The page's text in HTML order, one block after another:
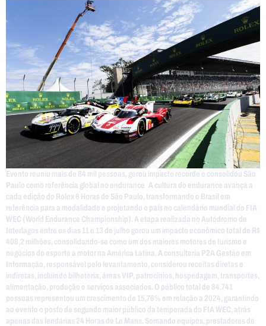
Evento reuniu mais de 84 mil pessoas, gerou impacto recorde e consolidou São
Paulo como referência global no endurance A cultura do endurance avança a
cada edição do Rolex 6 Horas de São Paulo, transformando o Brasil em
referência para a modalidade e projetando o país no calendário mundial do FIA
WEC (World Endurance Championship). A etapa realizada no Autódromo de
Interlagos entre os dias 11 e 13 de julho gerou um impacto econômico total de R$
408,2 milhões, consolidando-se como um dos maiores motores de turismo e
negócios do esporte a motor na América Latina. A consultoria P2A Gestão em
Informação, responsável pelo levantamento, considerou receitas diretas e
indiretas, incluindo bilheteria, áreas VIP, patrocínios, hospedagem, transportes,
alimentação, produção e serviços associados. O público total de 84.741
pessoas representou um crescimento de 15,76% em relação a 2024, garantindo
ao evento o posto de segundo maior público da temporada do FIA WEC, atrás
apenas das lendárias 24 Horas de Le Mans. Somando equipes, prestadores de